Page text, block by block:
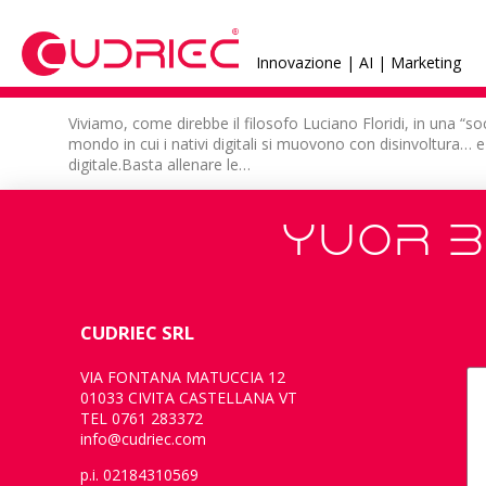
Innovazione | AI | Marketing
Viviamo, come direbbe il filosofo Luciano Floridi, in una
mondo in cui i nativi digitali si muovono con disinvoltura…
digitale.Basta allenare le…
YUOR
CUDRIEC SRL
VIA FONTANA MATUCCIA 12
01033 CIVITA CASTELLANA VT
TEL 0761 283372
info@cudriec.com
p.i. 02184310569